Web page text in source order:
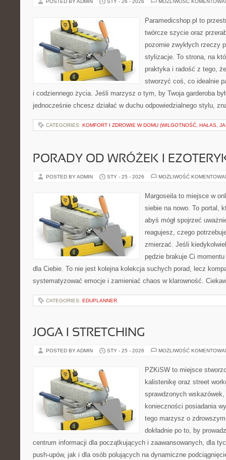
POSTED BY ADMIN STY - 26 - 2026 MOŻLIWOŚĆ
Paramedicshop.pl to
twórcze szycie oraz
pozornie zwykłych rzeczy
stylizacje. To strona, na
praktyka i radość z tego,
stworzyć coś, co idealnie
i codziennego życia. Jeśli marzysz o tym, by Twoja garderoba
jednocześnie chcesz działać w duchu odpowiedzialnego stylu,
CATEGORIES: KOMFORT I ZDROWIE W DOMU (WILGOTNOŚĆ, HAŁAS,
PORADY OD WRÓŻEK I
POSTED BY ADMIN STY - 25 - 2026 MOŻLIWOŚĆ
Margoseila to miejsce w
siebie na nowo. To portal,
abyś mógł spojrzeć
reagujesz, czego
zmierzać. Jeśli
pędzie brakuje Ci
dla Ciebie. To nie jest kolejna kolekcja suchych porad, lecz
systematyzować emocje i zamieniać chaos w klarowność.
CATEGORIES: EDUPLANNER
JOGA I STRETCHING
POSTED BY ADMIN STY - 25 - 2026 MOŻLIWOŚĆ
PZKiSW to miejsce
kalistenikę oraz street
sprawdzonych
konieczności posiadania
tego marzysz o
dokładnie po to, by
centrum informacji dla początkujących i zaawansowanych, dla
push-upów, jak i dla osób polujących na dynamiczne